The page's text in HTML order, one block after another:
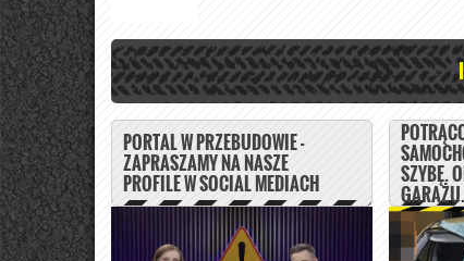
PORTAL W PRZEBUDOWIE -
ZAPRASZAMY NA NASZE
PROFILE W SOCIAL MEDIACH SZYBĘ.
GARAŻU.